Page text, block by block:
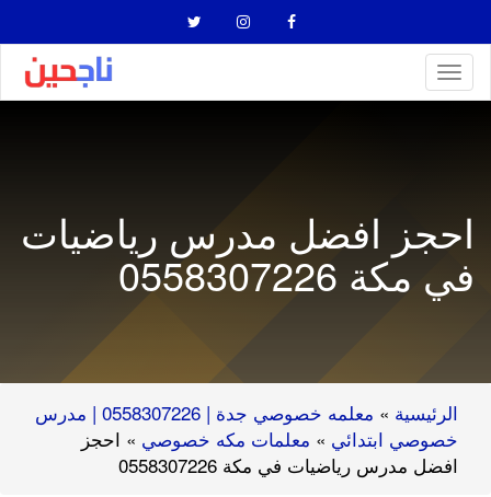
احجز افضل مدرس رياضيات
في مكة 0558307226
الرئيسية »
معلمه خصوصي جدة | 0558307226 | مدرس
خصوصي ابتدائي » معلمات مكه خصوصي » احجز
افضل مدرس رياضيات في مكة 0558307226